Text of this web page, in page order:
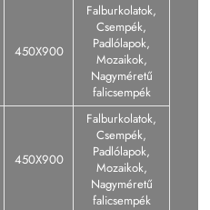
450X900
Falburkolatok,
Csempék,
Padlólapok,
Mozaikok,
Nagyméretű
falicsempék
450X900
Falburkolatok,
Csempék,
Padlólapok,
Mozaikok,
Nagyméretű
falicsempék